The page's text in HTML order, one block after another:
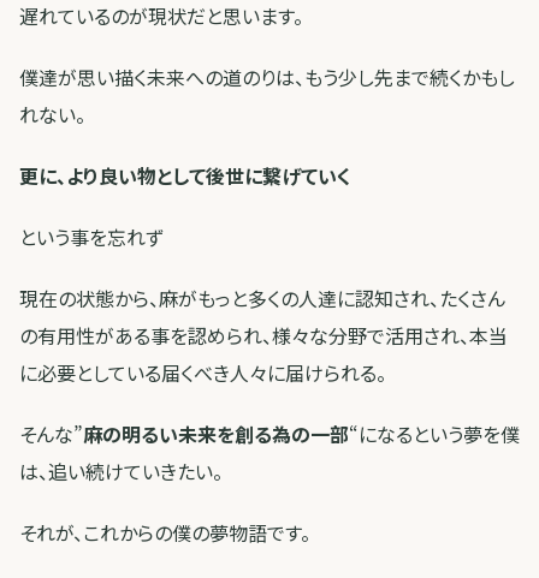
遅れているのが現状だと思います。
僕達が思い描く未来への道のりは、もう少し先まで続くかもし
れない。
更に、より良い物として後世に繋げていく
という事を忘れず
現在の状態から、麻がもっと多くの人達に認知され、たくさん
の有用性がある事を認められ、様々な分野で活用され、本当
に必要としている届くべき人々に届けられる。
そんな”麻の明るい未来を創る為の一部“になるという夢を僕
は、追い続けていきたい。
それが、これからの僕の夢物語です。